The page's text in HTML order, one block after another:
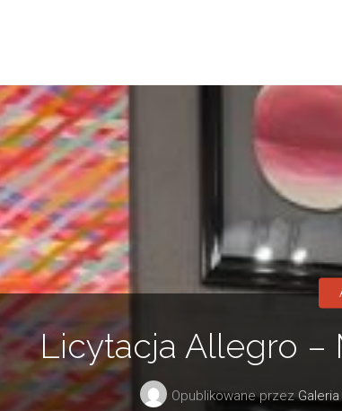
Licytacja Allegro –
Opublikowane przez